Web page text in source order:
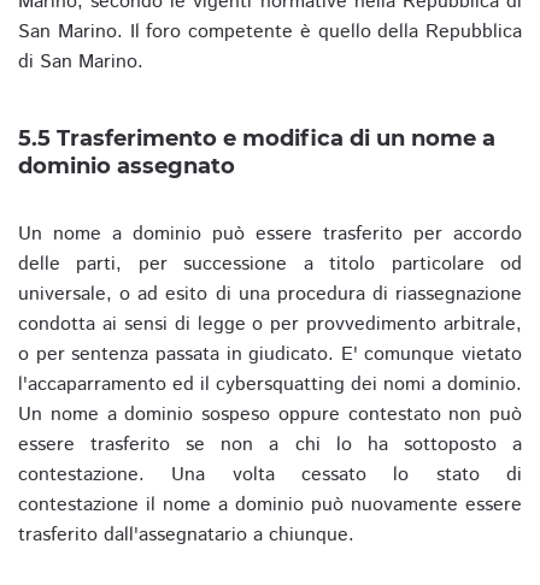
San Marino. Il foro competente è quello della Repubblica
di San Marino.
5.5 Trasferimento e modifica di un nome a
dominio assegnato
Un nome a dominio può essere trasferito per accordo
delle parti, per successione a titolo particolare od
universale, o ad esito di una procedura di riassegnazione
condotta ai sensi di legge o per provvedimento arbitrale,
o per sentenza passata in giudicato. E' comunque vietato
l'accaparramento ed il cybersquatting dei nomi a dominio.
Un nome a dominio sospeso oppure contestato non può
essere trasferito se non a chi lo ha sottoposto a
contestazione. Una volta cessato lo stato di
contestazione il nome a dominio può nuovamente essere
trasferito dall'assegnatario a chiunque.